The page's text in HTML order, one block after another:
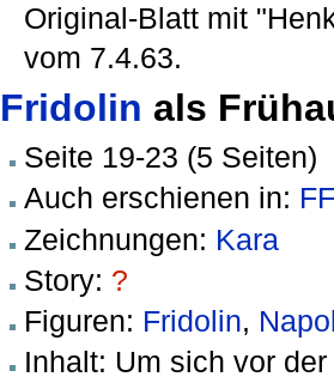
Original-Blatt mit
vom 7.4.63.
Fridolin als
Seite 19-23 (5 Seiten)
Auch erschienen in:
Zeichnungen: Kara
Story: ?
Figuren: Fridolin,
Inhalt: Um sich vor